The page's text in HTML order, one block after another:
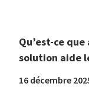
Qu’est-ce
solution aide
16 décembre